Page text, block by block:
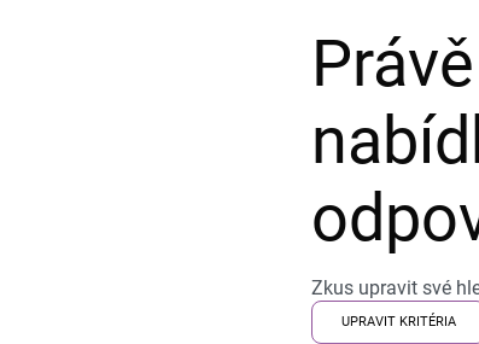
Zkus upravit své
UPRAVIT KRITÉRIA